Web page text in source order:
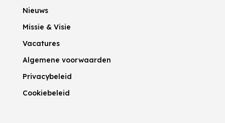
Nieuws
Missie & Visie
Vacatures
Algemene voorwaarden
Privacybeleid
Cookiebeleid